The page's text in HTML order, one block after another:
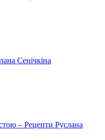
Сенічкіна
– Рецепти Руслана